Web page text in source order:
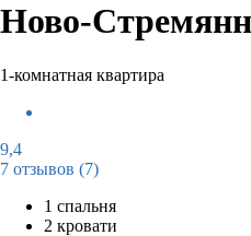
Ново-
1-комнатная квартира
9,4
7 отзывов (7)
1 спальня
2 кровати